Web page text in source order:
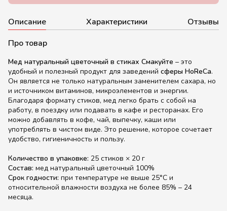
Описание Характеристики
Отзывы
Про товар
Мед натуральный цветочный в стиках Смакуйте – это
удобный и полезный продукт для заведений сферы HoReCa.
Он является не только натуральным заменителем сахара, но
и источником витаминов, микроэлементов и энергии.
Благодаря формату стиков, мед легко брать с собой на
работу, в поездку или подавать в кафе и ресторанах. Его
можно добавлять в кофе, чай, выпечку, каши или
употреблять в чистом виде. Это решение, которое сочетает
удобство, гигиеничность и пользу.
Количество в упаковке: 25 стиков × 20 г
Состав: мед натуральный цветочный 100%
Срок годности: при температуре не выше 25°C и
относительной влажности воздуха не более 85% – 24
месяца.